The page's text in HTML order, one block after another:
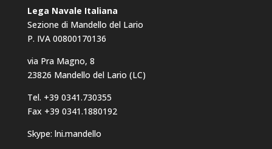
Lega Navale Italiana
Sezione di Mandello del Lario
P. IVA 00800170136
via Pra Magno, 8
23826 Mandello del Lario (LC)
Tel. +39 0341.730355
Fax +39 0341.1880192
Skype: lni.mandello